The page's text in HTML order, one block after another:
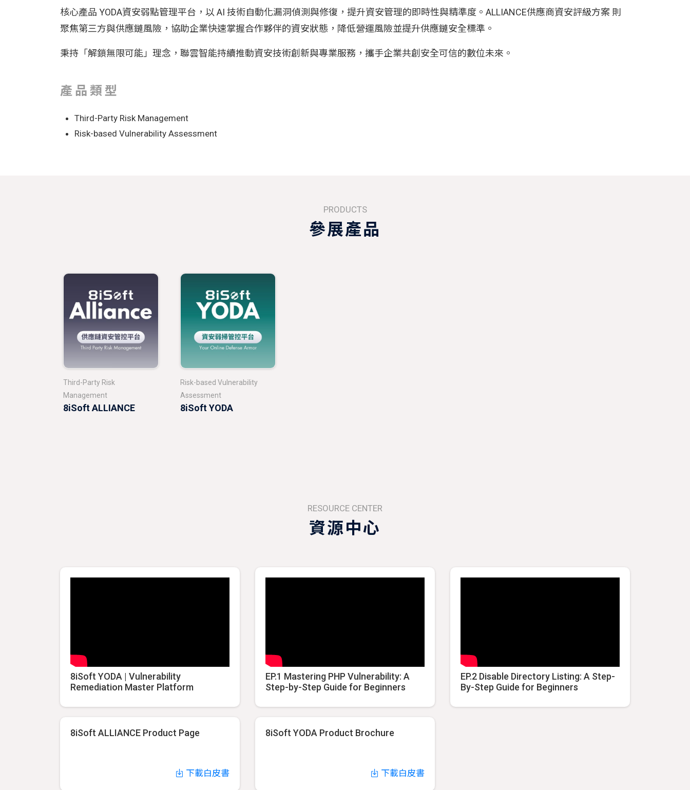
核心產品 YODA資安弱點管理平台，以 AI 技術自動化漏洞偵測與修復，提升資安管理的即時性與精準度。ALLIANCE供應商資安評級方案 則
聚焦第三方與供應鏈風險，協助企業快速掌握合作夥伴的資安狀態，降低營運風險並提升供應鏈安全標準。
秉持「解鎖無限可能」理念，聯雲智能持續推動資安技術創新與專業服務，攜手企業共創安全可信的數位未來。
產品類型
Third-Party Risk Management
Risk-based Vulnerability Assessment
PRODUCTS
參展產品
Third-Party Risk
Management
8iSoft ALLIANCE
Risk-based Vulnerability
Assessment
8iSoft YODA
RESOURCE CENTER
資源中心
8iSoft YODA | Vulnerability
Remediation Master Platform
EP.1 Mastering PHP Vulnerability: A
Step-by-Step Guide for Beginners
EP.2 Disable Directory Listing: A Step-
By-Step Guide for Beginners
8iSoft ALLIANCE Product Page
下載白皮書
8iSoft YODA Product Brochure
下載白皮書